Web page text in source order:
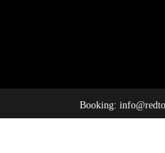
Booking: